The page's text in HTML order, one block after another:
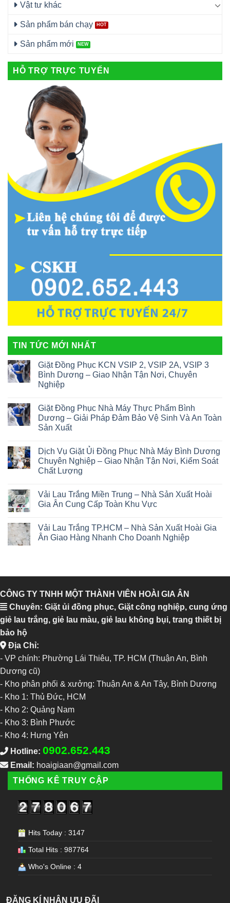
Vật tư khác
Sản phẩm bán chạy
Sản phẩm mới
HỖ TRỢ TRỰC TUYẾN
TIN TỨC MỚI NHẤT
Giặt Đồng Phục KCN VSIP 2, VSIP 2A, VSIP 3
Bình Dương – Giao Nhận Tận Nơi, Chuyên
Nghiệp
Giặt Đồng Phục Nhà Máy Thực Phẩm Bình
Dương – Giải Pháp Đảm Bảo Vệ Sinh Và An Toàn
Sản Xuất
Dịch Vụ Giặt Ủi Đồng Phục Nhà Máy Bình Dương
Chuyên Nghiệp – Giao Nhận Tận Nơi, Kiểm Soát
Chất Lượng
Vải Lau Trắng Miền Trung – Nhà Sản Xuất Hoài
Gia Ân Cung Cấp Toàn Khu Vực
Vải Lau Trắng TP.HCM – Nhà Sản Xuất Hoài Gia
Ân Giao Hàng Nhanh Cho Doanh Nghiệp
CÔNG TY TNHH MỘT THÀNH VIÊN HOÀI GIA ÂN
Chuyên: Giặt ủi đồng phục, Giặt công nghiệp, cung ứng
giẻ lau trắng, giẻ lau màu, giẻ lau không bụi, trang thiết bị
bảo hộ
Địa Chỉ:
- VP chính: Phường Lái Thiêu, TP. HCM (Thuận An, Bình
Dương cũ)
- Kho phân phối & xưởng: Thuận An & An Tây, Bình Dương
- Kho 1: Thủ Đức, HCM
- Kho 2: Quảng Nam
- Kho 3: Bình Phước
- Kho 4: Hưng Yên
Hotline: 0902.652.443
Email: hoaigiaan@gmail.com
THỐNG KÊ TRUY CẬP
Hits Today : 3147
Total Hits : 987764
Who's Online : 4
ĐĂNG KÍ NHẬN ƯU ĐÃI